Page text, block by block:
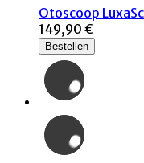
Otoscoop
149,90 €
Bestellen